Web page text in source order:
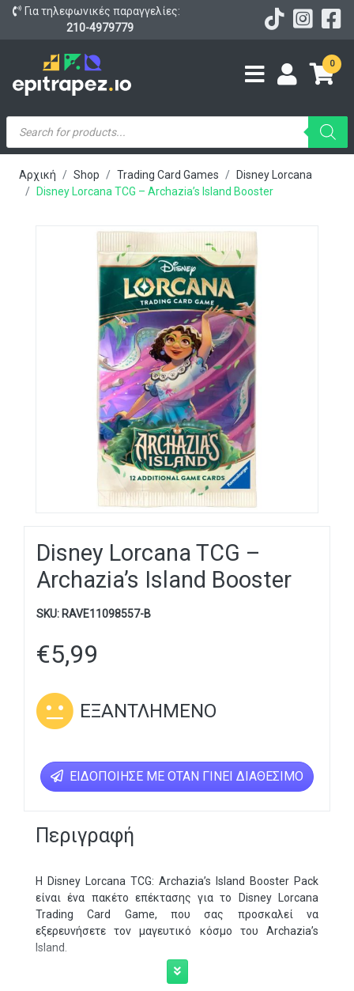
Για τηλεφωνικές παραγγελίες:
210-4979779
0
Products
search
Αρχική Shop Trading Card Games
Disney Lorcana
Disney Lorcana TCG – Archazia’s Island Booster
Disney Lorcana TCG –
Archazia’s Island Booster
SKU: RAVE11098557-B
€5,99
ΕΞΑΝΤΛΗΜΈΝΟ
ΕΙΔΟΠΟΊΗΣΕ ΜΕ ΌΤΑΝ ΓΊΝΕΙ ΔΙΑΘΈΣΙΜΟ
Περιγραφή
Η Disney Lorcana TCG: Archazia’s Island Booster Pack
είναι ένα πακέτο επέκτασης για το Disney Lorcana
Trading Card Game, που σας προσκαλεί να
εξερευνήσετε τον μαγευτικό κόσμο του Archazia’s
Island.